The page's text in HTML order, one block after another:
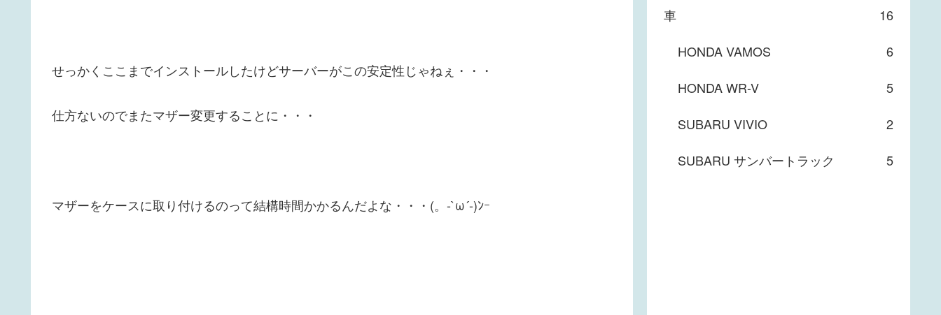
せっかくここまでインストールしたけどサーバーがこの安定性じゃねぇ・・・
仕方ないのでまたマザー変更することに・・・
マザーをケースに取り付けるのって結構時間かかるんだよな・・・(。-`ω´-)ﾝｰ
車
16
HONDA VAMOS
6
HONDA WR-V
5
SUBARU VIVIO
2
SUBARU サンバートラック
5